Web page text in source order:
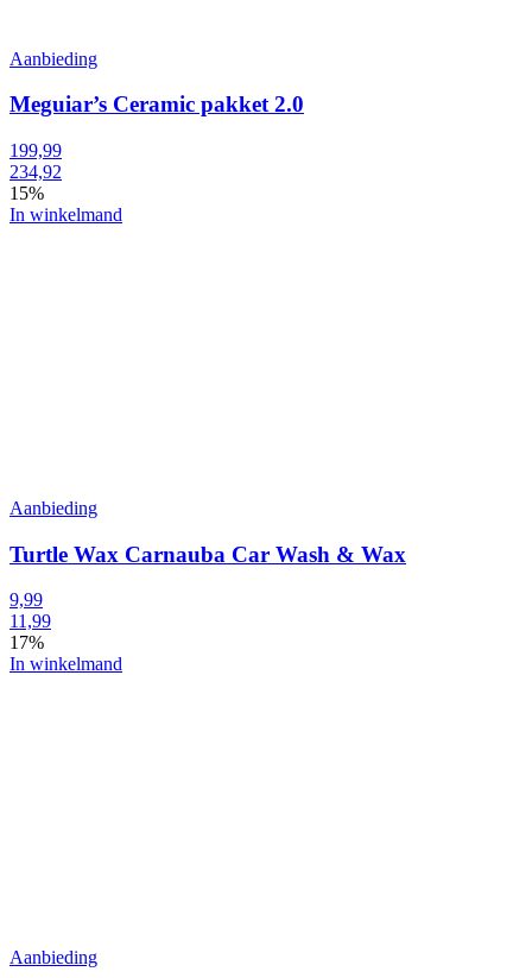
Aanbieding
Meguiar’s Ceramic pakket 2.0
199,99
234,92
15%
In winkelmand
Aanbieding
Turtle Wax Carnauba Car Wash & Wax
9,99
11,99
17%
In winkelmand
Aanbieding